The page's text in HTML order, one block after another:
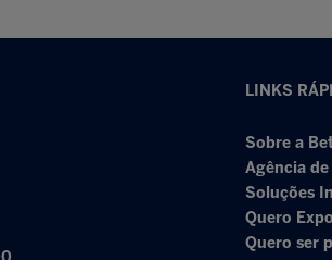
LINKS
Sobre a
Agência de
Soluções
Quero
Quero ser